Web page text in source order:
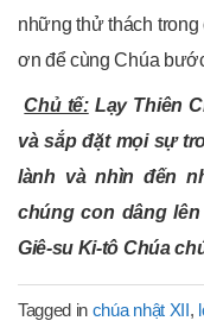
những thử thách trong
ơn để cùng Chúa
Chủ tế:Lạy Thiên
và sắp đặt mọi sự
lành và nhìn đến
chúng con dâng
Giê-su Ki-tô Chúa
Tagged in chúa nhật XII,